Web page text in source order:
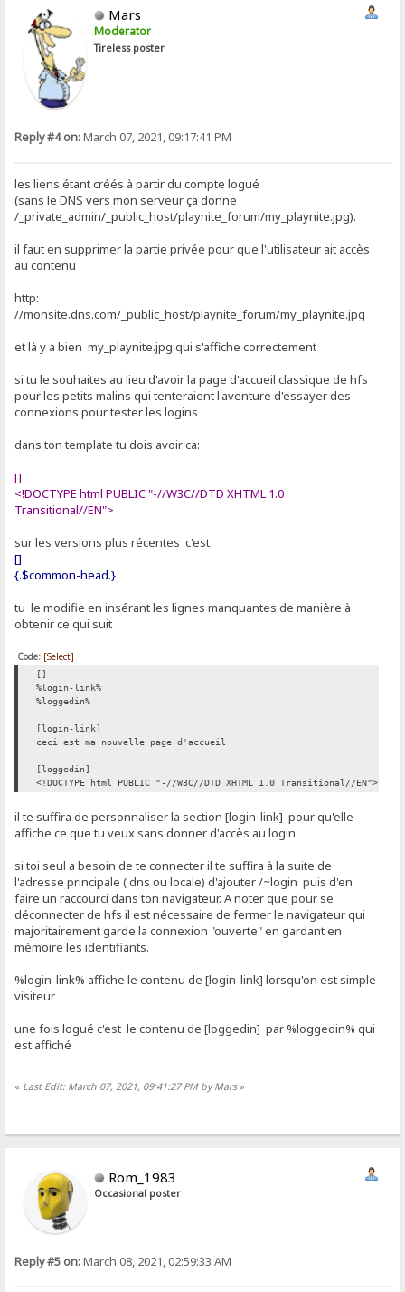
Mars
Moderator
Tireless poster
Reply #4 on:March 07, 2021, 09:17:41 PM
les liens étant créés à partir du compte logué
(sans le DNS vers mon serveur ça donne
/_private_admin/_public_host/playnite_forum/my_playnite.jpg).
il faut en supprimer la partie privée pour que l'utilisateur ait accès
au contenu
http:
//monsite.dns.com/_public_host/playnite_forum/my_playnite.jpg
et là y a bien my_playnite.jpg qui s'affiche correctement
si tu le souhaites au lieu d'avoir la page d'accueil classique de hfs
pour les petits malins qui tenteraient l'aventure d'essayer des
connexions pour tester les logins
dans ton template tu dois avoir ca:
[]
<!DOCTYPE html PUBLIC "-//W3C//DTD XHTML 1.0
Transitional//EN">
sur les versions plus récentes c'est
[]
{.$common-head.}
tu le modifie en insérant les lignes manquantes de manière à
obtenir ce qui suit
Code: [Select]
[]
%login-link%
%loggedin%
[login-link]
ceci est ma nouvelle page d'accueil
[loggedin]
<!DOCTYPE html PUBLIC "-//W3C//DTD XHTML 1.0 Transitional//EN">
il te suffira de personnaliser la section [login-link] pour qu'elle
affiche ce que tu veux sans donner d'accès au login
si toi seul a besoin de te connecter il te suffira à la suite de
l'adresse principale ( dns ou locale) d'ajouter /~login puis d'en
faire un raccourci dans ton navigateur. A noter que pour se
déconnecter de hfs il est nécessaire de fermer le navigateur qui
majoritairement garde la connexion "ouverte" en gardant en
mémoire les identifiants.
%login-link% affiche le contenu de [login-link] lorsqu'on est simple
visiteur
une fois logué c'est le contenu de [loggedin] par %loggedin% qui
est affiché
« Last Edit: March 07, 2021, 09:41:27 PM by Mars»
Rom_1983
Occasional poster
Reply #5 on:March 08, 2021, 02:59:33 AM